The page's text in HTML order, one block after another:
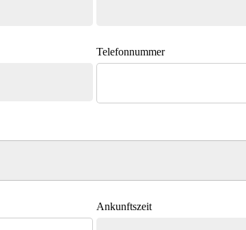
Telefonnummer
Ankunftszeit